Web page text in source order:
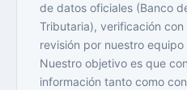
de datos oficiales (Banco
Tributaria), verificación
revisión por nuestro
Nuestro objetivo es que
información tanto como